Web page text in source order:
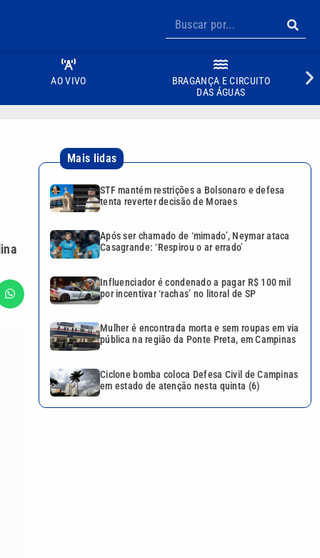
AO VIVO
BRAGANÇA E CIRCUITO
DAS ÁGUAS
Mais lidas
STF mantém restrições a Bolsonaro e defesa
tenta reverter decisão de Moraes
Após ser chamado de ‘mimado’, Neymar ataca
Casagrande: ‘Respirou o ar errado’
Influenciador é condenado a pagar R$ 100 mil
por incentivar ‘rachas’ no litoral de SP
Mulher é encontrada morta e sem roupas em via
pública na região da Ponte Preta, em Campinas
Ciclone bomba coloca Defesa Civil de Campinas
em estado de atenção nesta quinta (6)